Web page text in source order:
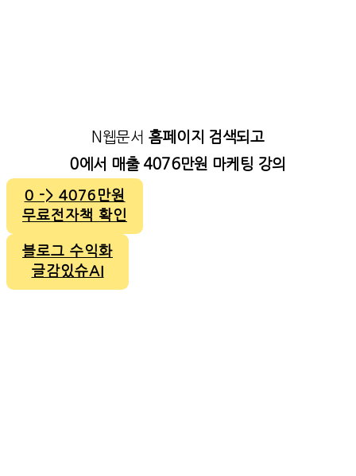
N웹문서 홈페이지 검색되고
0에서 매출 4076만원 마케팅 강의
0 -> 4076만원
무료전자책 확인
블로그 수익화
글감있슈AI